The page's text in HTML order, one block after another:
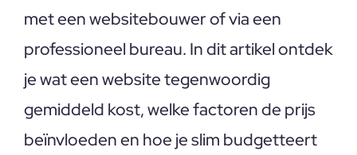
met een websitebouwer of via een
professioneel bureau. In dit artikel ontdek
je wat een website tegenwoordig
gemiddeld kost, welke factoren de prijs
beïnvloeden en hoe je slim budgetteert